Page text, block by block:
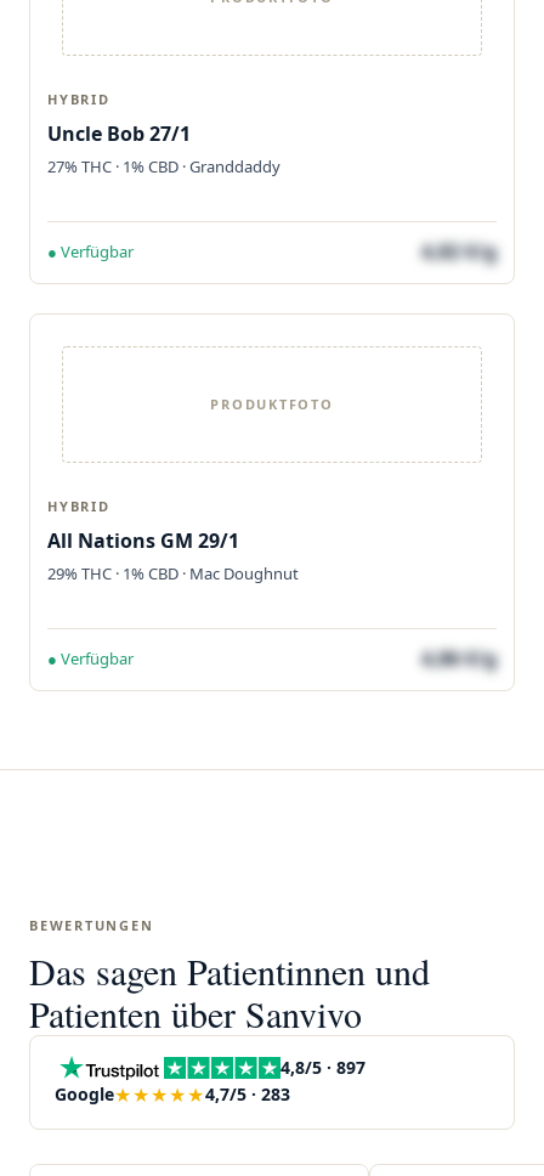
HYBRID
Uncle Bob 27/1
27% THC · 1% CBD · Granddaddy
● Verfügbar 4,82 €/g
PRODUKTFOTO
HYBRID
All Nations GM 29/1
29% THC · 1% CBD · Mac Doughnut
● Verfügbar 4,86 €/g
BEWERTUNGEN
Das sagen Patientinnen und
Patienten über Sanvivo
4,8/5 · 897
Google★★★★★4,7/5 · 283